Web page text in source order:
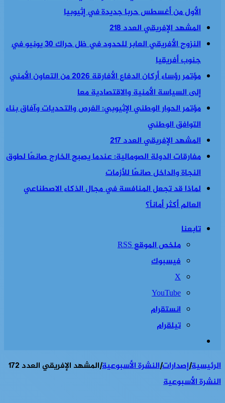
الأول من أغسطس حربا جديدة في إثيوبيا
المشهد الإفريقي العدد 218
النزوح الأفريقي العابر للحدود في ظل حراك 30 يونيو في
جنوب أفريقيا
مؤتمر رؤساء أركان الدفاع الأفارقة 2026 من التعاون الأمني
إلى السياسة الأمنية والاقتصادية معا
مؤتمر الحوار الوطني الإثيوبي: الفرص والتحديات وآفاق بناء
التوافق الوطني
المشهد الإفريقي العدد 217
مفارقات الدولة الصومالية: عندما يصبح الخارج صانعًا لطوق
النجاة والداخل صانعًا للأزمات
لماذا قد تجعل المنافسة في مجال الذكاء الاصطناعي
العالم أكثر أماناً؟
تابعنا
ملخص الموقع RSS
فيسبوك
‫X
‫YouTube
انستقرام
تيلقرام
جانبي
الرئيسية|إصدارات|النشرة الأسبوعية|المشهد الإفريقي العدد 172
النشرة الأسبوعية